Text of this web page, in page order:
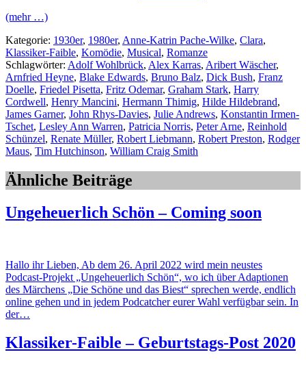
(mehr …)
Kategorie: 1930er, 1980er, Anne-Katrin Pache-Wilke, Clara,
Klassiker-Faible, Komödie, Musical, Romanze
Schlagwörter: Adolf Wohlbrück, Alex Karras, Aribert Wäscher,
Arnfried Heyne, Blake Edwards, Bruno Balz, Dick Bush, Franz
Doelle, Friedel Pisetta, Fritz Odemar, Graham Stark, Harry
Cordwell, Henry Mancini, Hermann Thimig, Hilde Hildebrand,
James Garner, John Rhys-Davies, Julie Andrews, Konstantin Irmen-
Tschet, Lesley Ann Warren, Patricia Norris, Peter Arne, Reinhold
Schünzel, Renate Müller, Robert Liebmann, Robert Preston, Rodger
Maus, Tim Hutchinson, William Craig Smith
Ähnliche Beiträge
Ungeheuerlich Schön – Coming soon
Hallo ihr Lieben, Ab dem 26. April 2022 wird mein neustes
Podcast-Projekt „Ungeheuerlich Schön“, wo ich über Adaptionen
des Märchens „Die Schöne und das Biest“ sprechen werde, endlich
online gehen und in jedem Podcatcher eurer Wahl verfügbar sein. In
der…
Klassiker-Faible – Geburtstags-Post 2020